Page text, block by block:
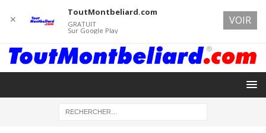
✕
ToutMontbeliard.com
GRATUIT
Sur Google Play
VOIR